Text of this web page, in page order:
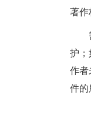
著作
需
护；
作者
件的